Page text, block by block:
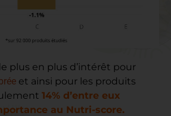
plus en plus d’intérêt pour
et ainsi pour les produits
14% d’entre eux
au Nutri-score.